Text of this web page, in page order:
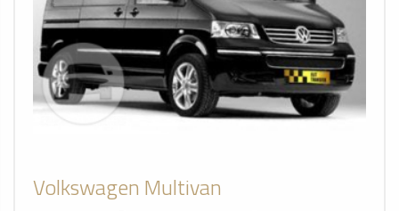
Volkswagen Multivan